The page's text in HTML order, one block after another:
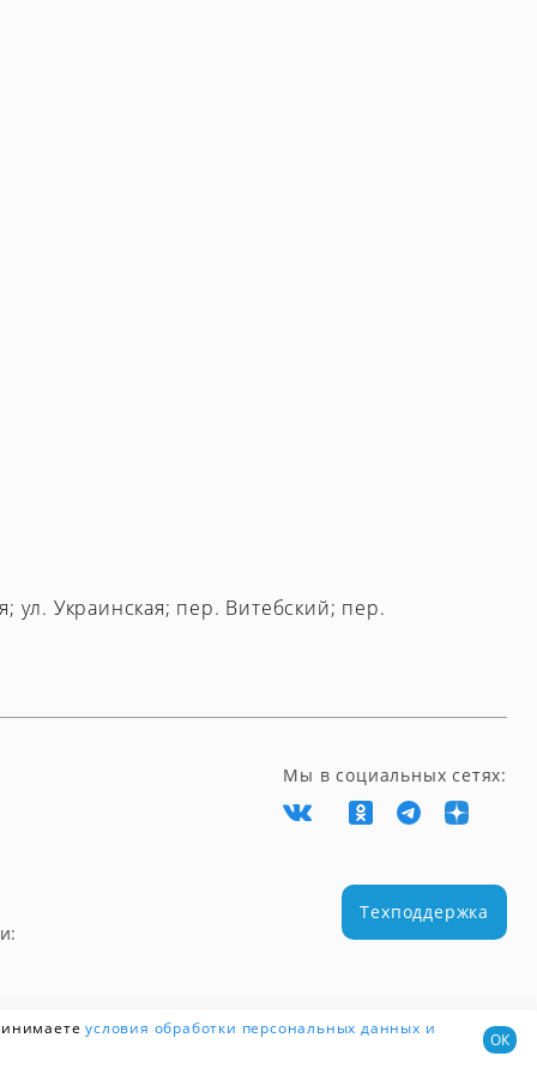
условия обработки персональных данных и
ОК
ул. Украинская; пер. Витебский; пер.
Мы в социальных сетях:
Техподдержка